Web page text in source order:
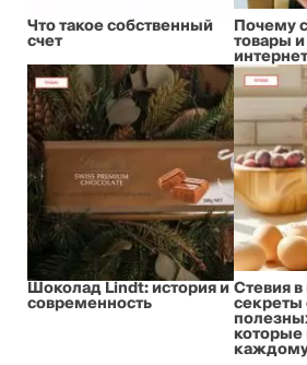
Что такое собственный
счет
Почему
товары и
Шоколад Lindt: история и
современность
Стевия
секреты
которые